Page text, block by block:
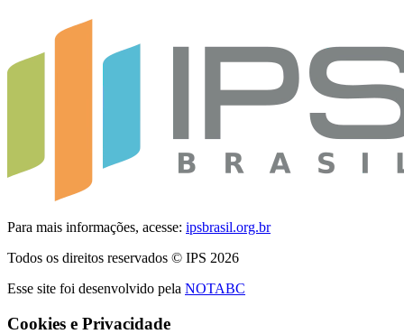
Para mais informações, acesse: ipsbrasil.org.br
Todos os direitos reservados © IPS 2026
Esse site foi desenvolvido pela NOTABC
Cookies e Privacidade